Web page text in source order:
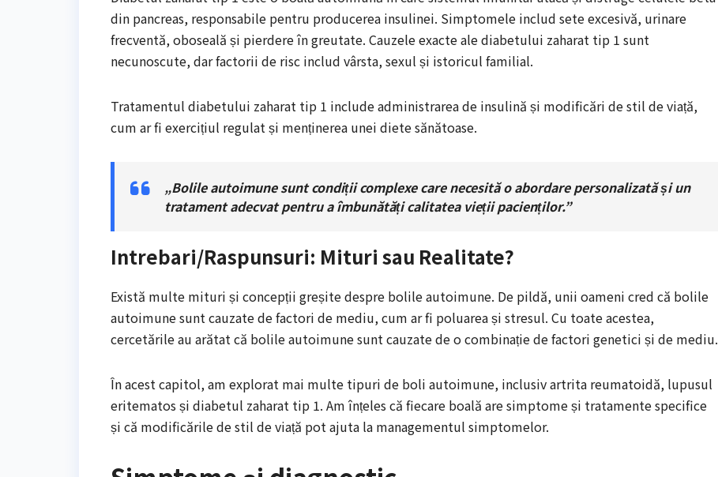
din pancreas, responsabile pentru producerea insulinei. Simptomele includ sete excesivă, urinare
frecventă, oboseală și pierdere în greutate. Cauzele exacte ale diabetului zaharat tip 1 sunt
necunoscute, dar factorii de risc includ vârsta, sexul și istoricul familial.
Tratamentul diabetului zaharat tip 1 include administrarea de insulină și modificări de stil de viață,
cum ar fi exercițiul regulat și menținerea unei diete sănătoase.
„Bolile autoimune sunt condiții complexe care necesită o abordare personalizată și un
tratament adecvat pentru a îmbunătăți calitatea vieții pacienților.”
Intrebari/Raspunsuri: Mituri sau Realitate?
Există multe mituri și concepții greșite despre bolile autoimune. De pildă, unii oameni cred că bolile
autoimune sunt cauzate de factori de mediu, cum ar fi poluarea și stresul. Cu toate acestea,
cercetările au arătat că bolile autoimune sunt cauzate de o combinație de factori genetici și de mediu.
În acest capitol, am explorat mai multe tipuri de boli autoimune, inclusiv artrita reumatoidă, lupusul
eritematos și diabetul zaharat tip 1. Am înțeles că fiecare boală are simptome și tratamente specifice
și că modificările de stil de viață pot ajuta la managementul simptomelor.